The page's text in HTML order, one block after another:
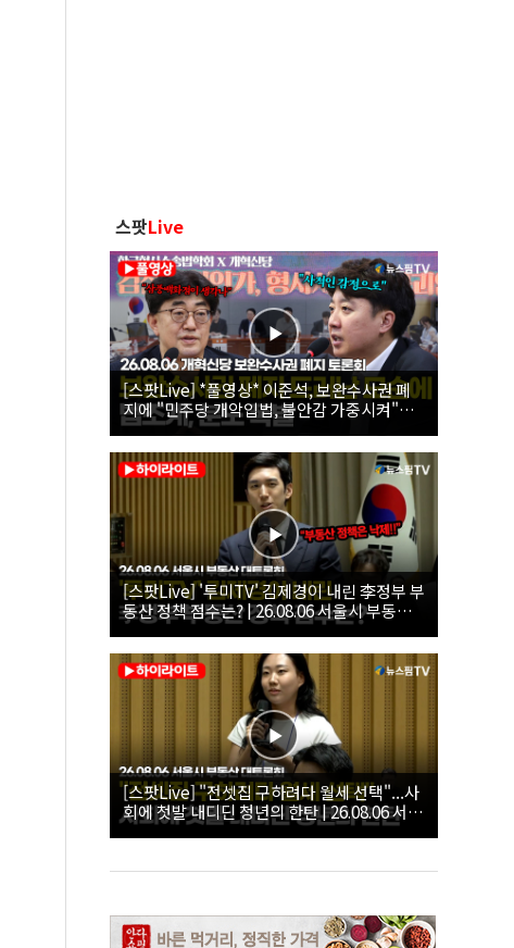
스팟Live
[스팟Live] *풀영상* 이준석, 보완수사권 폐
지에 "민주당 개악입법, 불안감 가중시켜"｜
26.08.06 개혁신당 보완수사권 폐지 토론회
[스팟Live] '투미TV' 김제경이 내린 李정부 부
동산 정책 점수는? | 26.08.06 서울시 부동산
대토론회
[스팟Live] "전셋집 구하려다 월세 선택"...사
회에 첫발 내디딘 청년의 한탄 | 26.08.06 서울
시 부동산 대토론회